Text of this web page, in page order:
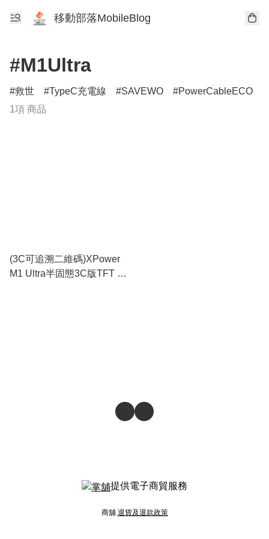
移動部落MobileBlog
#M1Ultra
救世 TypeC充電線 SAVEWO PowerCableECO
1項 商品
(3C可追溯二維碼)XPower
M1 Ultra半固態3C版TFT 彩
提供電子商貿服務
商舖 退貨及退款政策